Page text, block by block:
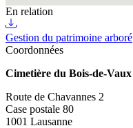
En relation
Gestion du patrimoine arboré
Coordonnées
Cimetière du Bois-de-Vaux
Route de Chavannes 2
Case postale 80
1001 Lausanne